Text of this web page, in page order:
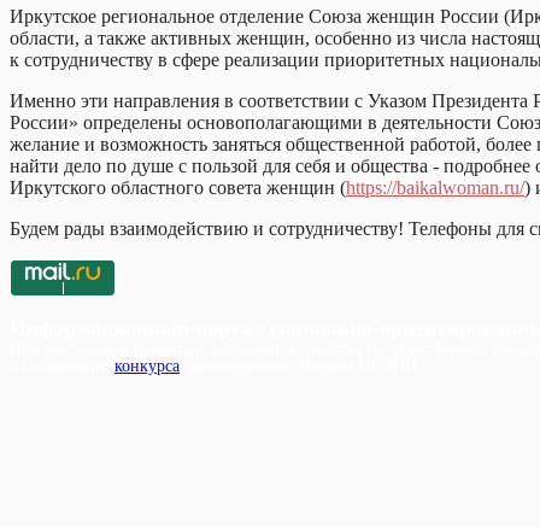
Иркутское региональное отделение Союза женщин России
области, а также активных женщин, особенно из числа
к сотрудничеству в сфере реализации приоритетных
Именно эти направления в соответствии с Указом
России» определены основополагающими в деятельности
желание и возможность заняться общественной работой,
найти дело по душе с пользой для себя и общества -
Иркутского областного совета женщин (https://baikalwoman.ru/)
Будем рады взаимодействию и сотрудничеству! Телефоны для
конкурса